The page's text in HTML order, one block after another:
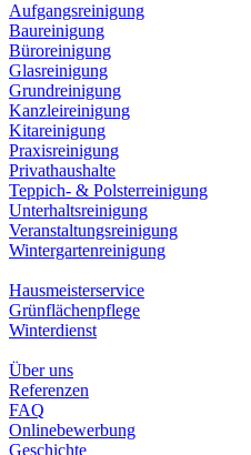
Aufgangsreinigung
Baureinigung
Büroreinigung
Glasreinigung
Grundreinigung
Kanzleireinigung
Kitareinigung
Praxisreinigung
Privathaushalte
Teppich- & Polsterreinigung
Unterhaltsreinigung
Veranstaltungsreinigung
Wintergartenreinigung
Hausmeisterservice
Grünflächenpflege
Winterdienst
Über uns
Referenzen
FAQ
Onlinebewerbung
Geschichte